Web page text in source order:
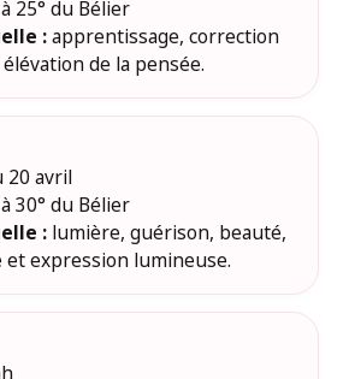
25° du Bélier
:apprentissage, correction
de la pensée.
20 avril
30° du Bélier
: lumière, guérison, beauté,
expression lumineuse.